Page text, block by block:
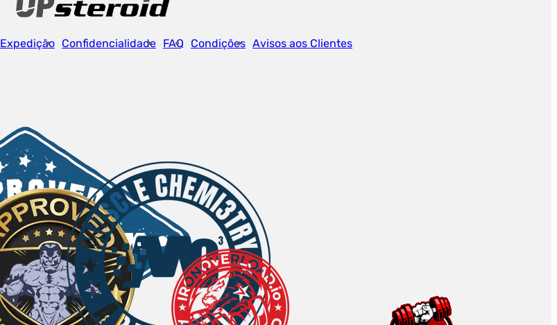
Expedição Confidencialidade FAQ Condições Avisos aos Clientes